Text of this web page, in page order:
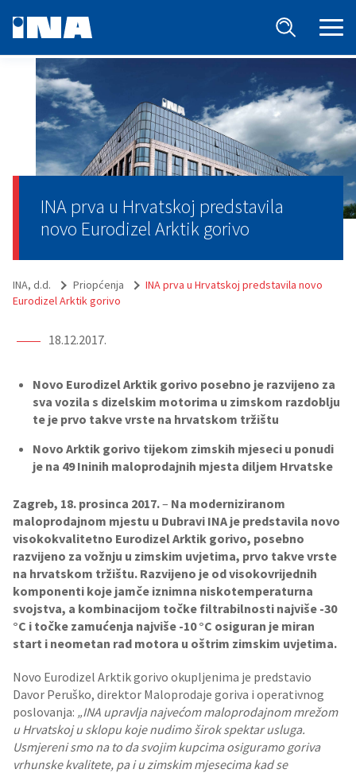
INA prva u Hrvatskoj predstavila
novo Eurodizel Arktik gorivo
INA, d.d. Priopćenja
INA prva u Hrvatskoj predstavila novo
Eurodizel Arktik gorivo
18.12.2017.
Novo Eurodizel Arktik gorivo posebno je razvijeno za
sva vozila s dizelskim motorima u zimskom razdoblju
te je prvo takve vrste na hrvatskom tržištu
Novo Arktik gorivo tijekom zimskih mjeseci u ponudi
je na 49 Ininih maloprodajnih mjesta diljem Hrvatske
Zagreb, 18. prosinca 2017.– Na moderniziranom
maloprodajnom mjestu u Dubravi INA je predstavila novo
visokokvalitetno Eurodizel Arktik gorivo, posebno
razvijeno za vožnju u zimskim uvjetima, prvo takve vrste
na hrvatskom tržištu. Razvijeno je od visokovrijednih
komponenti koje jamče iznimna niskotemperaturna
svojstva, a kombinacijom točke filtrabilnosti najviše -30
°C i točke zamućenja najviše -10 °C osiguran je miran
start i neometan rad motora u oštrim zimskim uvjetima.
Novo Eurodizel Arktik gorivo okupljenima je predstavio
Davor Peruško, direktor Maloprodaje goriva i operativnog
poslovanja: „INA upravlja najvećom maloprodajnom mrežom
u Hrvatskoj u sklopu koje nudimo širok spektar usluga.
Usmjereni smo na to da svojim kupcima osiguramo goriva
vrhunske kvalitete, pa i u zimskim mjesecima kad se